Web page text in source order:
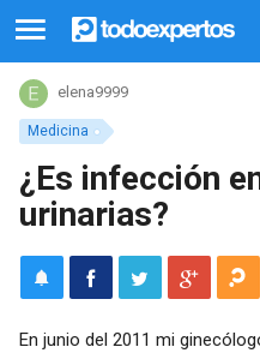
Medicina
elena9999
¿Es infección
urinarias?
En junio del 2011 mi